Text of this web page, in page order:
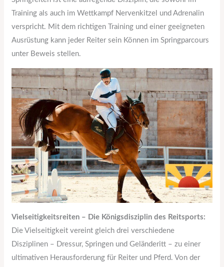
Training als auch im Wettkampf Nervenkitzel und Adrenalin
verspricht. Mit dem richtigen Training und einer geeigneten
Ausrüstung kann jeder Reiter sein Können im Springparcours
unter Beweis stellen.
Vielseitigkeitsreiten – Die Königsdisziplin des Reitsports:
Die Vielseitigkeit vereint gleich drei verschiedene
Disziplinen – Dressur, Springen und Geländeritt – zu einer
ultimativen Herausforderung für Reiter und Pferd. Von der